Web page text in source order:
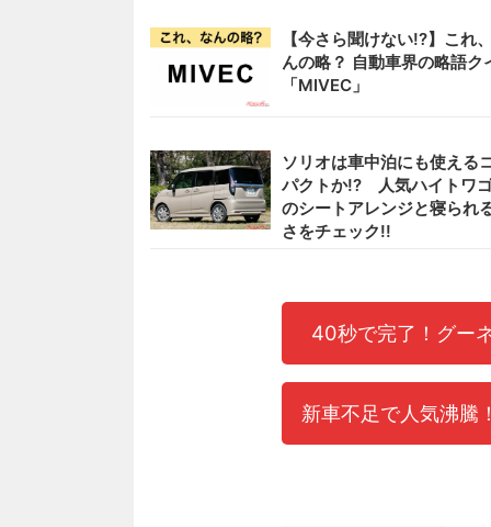
【今さら聞けない!?】これ
んの略？ 自動車界の略語ク
「MIVEC」
ソリオは車中泊にも使える
パクトか!? 人気ハイトワ
のシートアレンジと寝られ
さをチェック!!
40秒で完了！グー
新車不足で人気沸